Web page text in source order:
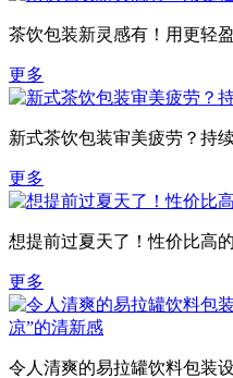
茶饮包装新灵感有！用更轻
更多
新式茶饮包装审美疲劳？持
更多
想提前过夏天了！性价比高
更多
令人清爽的易拉罐饮料包装